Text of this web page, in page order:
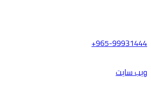
965-99931444+
ويب سايت